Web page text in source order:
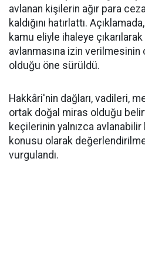
avlanan kişilerin ağır para
kaldığını hatırlattı.
kamu eliyle ihaleye çıkarılarak
avlanmasına izin
olduğu öne sürüldü.
Hakkâri'nin dağları, vadileri,
ortak doğal miras olduğu
keçilerinin yalnızca avlanabilir
konusu olarak
vurgulandı.